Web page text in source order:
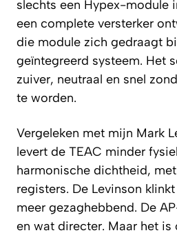
slechts een Hypex-module
een complete versterker
die module zich gedraagt
geïntegreerd systeem. Het
zuiver, neutraal en snel
te worden.
Vergeleken met mijn Mark
levert de TEAC minder
harmonische dichtheid,
registers. De Levinson
meer gezaghebbend. De
en wat directer. Maar het is